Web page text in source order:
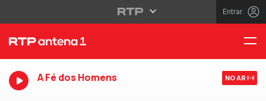
Entrar
A Fé dos Homens NO AR